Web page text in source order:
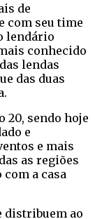
de
com seu time
lendário
conhecido
lendas
das duas
20, sendo hoje
e
e mais
as regiões
a casa
distribuem ao